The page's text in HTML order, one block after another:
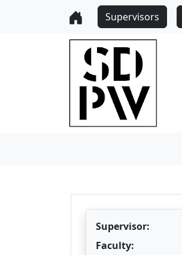
Supervisors
Supervisor:
Faculty: